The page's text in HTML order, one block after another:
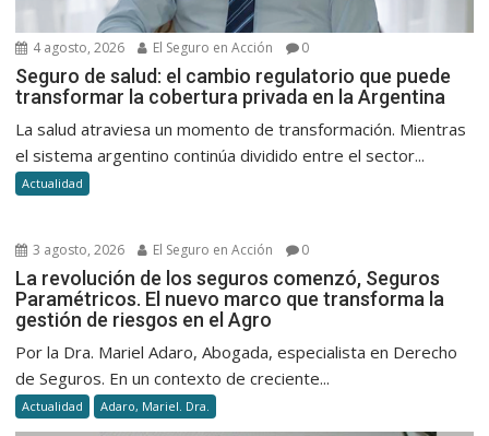
4 agosto, 2026 El Seguro en Acción 0
Seguro de salud: el cambio regulatorio que puede
transformar la cobertura privada en la Argentina
La salud atraviesa un momento de transformación. Mientras
el sistema argentino continúa dividido entre el sector...
Actualidad
3 agosto, 2026 El Seguro en Acción 0
La revolución de los seguros comenzó, Seguros
Paramétricos. El nuevo marco que transforma la
gestión de riesgos en el Agro
Por la Dra. Mariel Adaro, Abogada, especialista en Derecho
de Seguros. En un contexto de creciente...
Actualidad Adaro, Mariel. Dra.